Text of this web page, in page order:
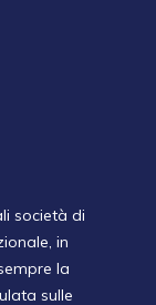
società di
in
la
sulle